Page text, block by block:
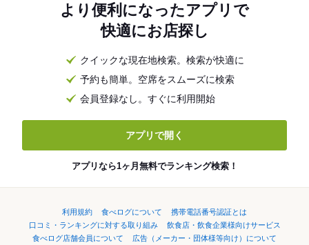
より便利になったアプリで
快適にお店探し
クイックな現在地検索。検索が快適に
予約も簡単。空席をスムーズに検索
会員登録なし。すぐに利用開始
アプリで開く
アプリなら1ヶ月無料でランキング検索！
利用規約 食べログについて
携帯電話番号認証とは
口コミ・ランキングに対する取り組み
飲食店・飲食企業様向けサービス
食べログ店舗会員について
広告（メーカー・団体様等向け）について